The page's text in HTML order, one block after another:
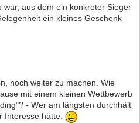
war, aus dem ein konkreter Sieger
ein kleines Geschenk
noch weiter zu machen. Wie
mit einem kleinen Wettbewerb
- Wer am längsten durchhält
Interesse hätte.